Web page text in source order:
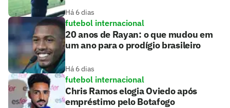
Há 6 dias
futebol internacional
20 anos de Rayan: o que mudou em
um ano para o prodígio brasileiro
Há 6 dias
futebol internacional
Chris Ramos elogia Oviedo após
empréstimo pelo Botafogo